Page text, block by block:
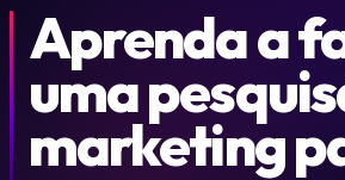
Aprenda a
uma
marketing